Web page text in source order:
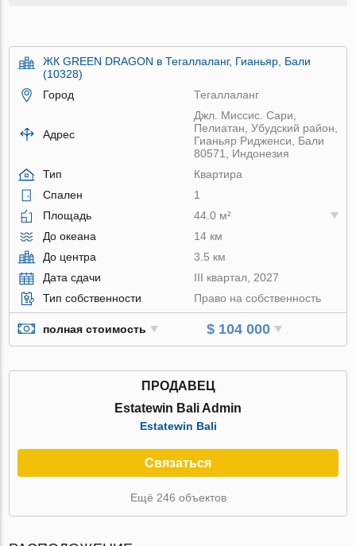
ЖК GREEN DRAGON в Тегаллаланг, Гианьяр, Бали
(10328)
Город
Тегаллаланг
Адрес
Джл. Миссис. Сари,
Пелиатан, Убудский район,
Гианьяр Ридженси, Бали
80571, Индонезия
Тип
Квартира
Спален
1
Площадь
44.0 м²
До океана
14 км
До центра
3.5 км
Дата сдачи
III квартал, 2027
Тип собственности
Право на собственность
полная стоимость $ 104 000
ПРОДАВЕЦ
Estatewin Bali Admin
Estatewin Bali
Связаться
Ещё 246 объектов